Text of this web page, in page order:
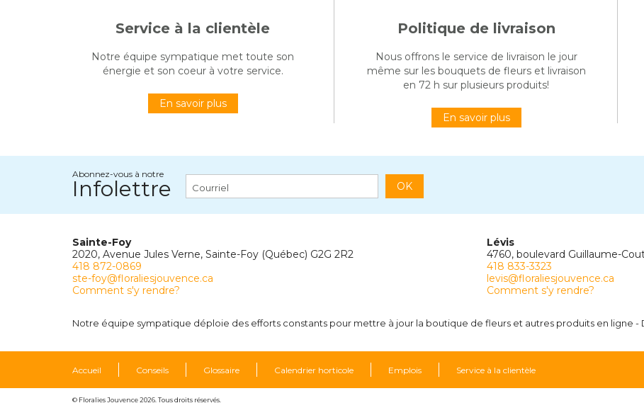
Service à la clientèle
Notre équipe sympatique met toute son
énergie et son coeur à votre service.
En savoir plus
Politique de livraison
Nous offrons le service de livraison le jour
même sur les bouquets de fleurs et livraison
en 72 h sur plusieurs produits!
En savoir plus
Abonnez-vous à notre
Infolettre OK
Sainte-Foy
2020, Avenue Jules Verne, Sainte-Foy (Québec) G2G 2R2
418 872-0869
ste-foy@floraliesjouvence.ca
Comment s'y rendre?
Lévis
4760, boulevard Guillaume-
418 833-3323
levis@floraliesjouvence.ca
Comment s'y rendre?
Notre équipe sympatique déploie des efforts constants pour mettre à jour la boutique de fleurs et autres produits en ligne -
Accueil Conseils Glossaire Calendrier horticole Emplois Service à la clientèle
© Floralies Jouvence 2026. Tous droits réservés.